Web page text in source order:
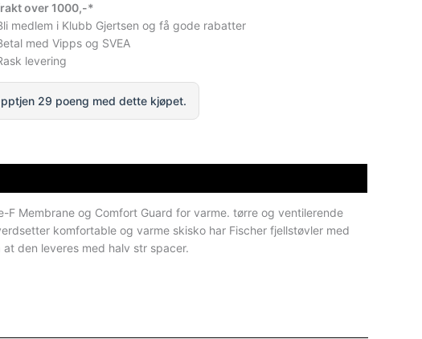
over 1000,-*
medlem i Klubb Gjertsen og få gode rabatter
med Vipps og SVEA
levering
29 poeng med dette kjøpet.
Membrane og Comfort Guard for varme. tørre og ventilerende
komfortable og varme skisko har Fischer fjellstøvler med
den leveres med halv str spacer.